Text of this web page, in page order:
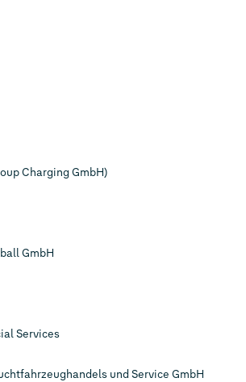
Charging GmbH)
GmbH
Services
und Service GmbH